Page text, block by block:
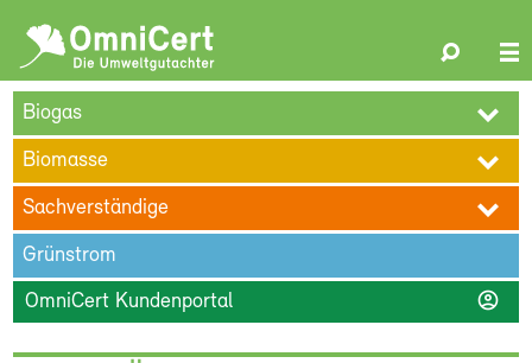
Search
ÜBER UNS BLOG TERMINE REFERENZEN
KARRIERE
KONTAKT
Biogas
Biomasse
Sachverständige
Grünstrom
OmniCert Kundenportal account_circle